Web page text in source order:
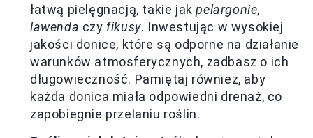
łatwą pielęgnacją, takie jakpelargonie,
lawenda czy fikusy. Inwestując w wysokiej
jakości donice, które są odporne na działanie
warunków atmosferycznych, zadbasz o ich
długowieczność. Pamiętaj również, aby
każda donica miała odpowiedni drenaż, co
zapobiegnie przelaniu roślin.